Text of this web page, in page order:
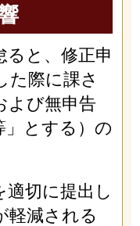
ると、修正申
た際に課さ
よび無申告
」とする）の
適切に提出し
軽減される